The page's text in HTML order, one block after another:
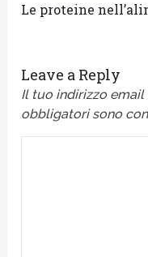
Le proteine
Leave a Reply
Il tuo indirizzo
obbligatori sono